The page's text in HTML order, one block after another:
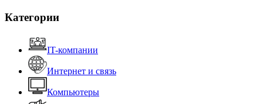
Категории
IT-компании
Интернет и связь
Компьютеры